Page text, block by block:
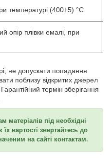
температурі (400+5) °C
опір плівки емалі, при
не допускати попадання
поблизу відкритих джерел
термін зберігання
матеріалів під необхідні
вартості звертайтесь до
на сайті контактам.